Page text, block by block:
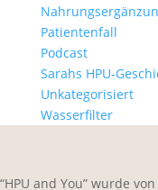
Patientenfall
Podcast
Sarahs HPU-
Unkategorisiert
Wasserfilter
“HPU and You” wurde